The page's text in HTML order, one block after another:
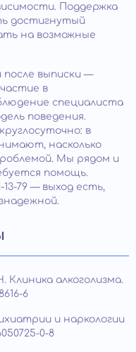
Поддержка
достигнутый
на возможные
выписки —
в
специалиста
поведения.
в
насколько
Мы рядом и
помощь.
13-79 — выход есть,
Клиника алкоголизма.
6
и наркологии
0-8